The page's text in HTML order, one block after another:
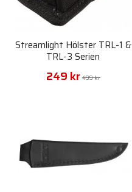
Streamlight Hölster TRL-1 &
TRL-3 Serien
249 kr 499 kr